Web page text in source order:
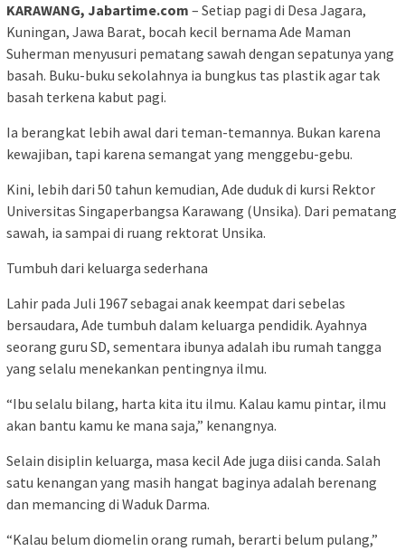
KARAWANG, Jabartime.com – Setiap pagi di Desa Jagara,
Kuningan, Jawa Barat, bocah kecil bernama Ade Maman
Suherman menyusuri pematang sawah dengan sepatunya yang
basah. Buku-buku sekolahnya ia bungkus tas plastik agar tak
basah terkena kabut pagi.
Ia berangkat lebih awal dari teman-temannya. Bukan karena
kewajiban, tapi karena semangat yang menggebu-gebu.
Kini, lebih dari 50 tahun kemudian, Ade duduk di kursi Rektor
Universitas Singaperbangsa Karawang (Unsika). Dari pematang
sawah, ia sampai di ruang rektorat Unsika.
Tumbuh dari keluarga sederhana
Lahir pada Juli 1967 sebagai anak keempat dari sebelas
bersaudara, Ade tumbuh dalam keluarga pendidik. Ayahnya
seorang guru SD, sementara ibunya adalah ibu rumah tangga
yang selalu menekankan pentingnya ilmu.
“Ibu selalu bilang, harta kita itu ilmu. Kalau kamu pintar, ilmu
akan bantu kamu ke mana saja,” kenangnya.
Selain disiplin keluarga, masa kecil Ade juga diisi canda. Salah
satu kenangan yang masih hangat baginya adalah berenang
dan memancing di Waduk Darma.
“Kalau belum diomelin orang rumah, berarti belum pulang,”